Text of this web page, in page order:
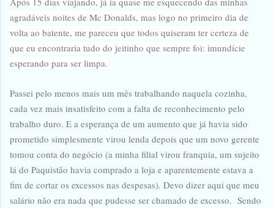
agradáveis noites de Mc Donalds, mas logo no primeiro dia de
volta ao batente, me pareceu que todos quiseram ter certeza de
que eu encontraria tudo do jeitinho que sempre foi: imundície
esperando para ser limpa.
Passei pelo menos mais um mês trabalhando naquela cozinha,
cada vez mais insatisfeito com a falta de reconhecimento pelo
trabalho duro. E a esperança de um aumento que já havia sido
prometido simplesmente virou lenda depois que um novo gerente
tomou conta do negócio (a minha filial virou franquia, um sujeito
lá do Paquistão havia comprado a loja e aparentemente estava a
fim de cortar os excessos nas despesas). Devo dizer aqui que meu
salário não era nada que pudesse ser chamado de excesso. Sendo